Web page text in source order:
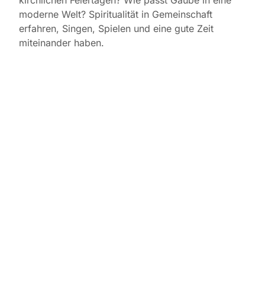
moderne Welt? Spiritualität in Gemeinschaft
erfahren, Singen, Spielen und eine gute Zeit
miteinander haben.